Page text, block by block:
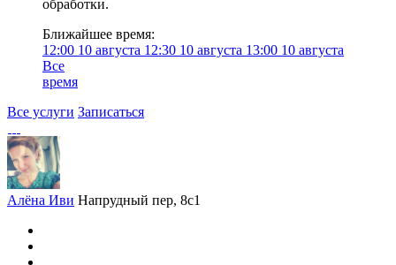
обработки.
Ближайшее время:
12:00 10 августа 12:30 10 августа 13:00 10 августа
Все
время
Все услуги Записаться
Алёна Иви Напрудный пер, 8с1